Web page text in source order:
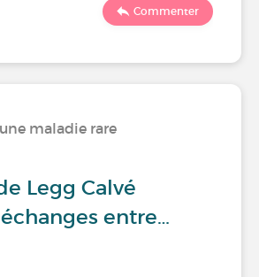
Commenter
maladie rare
Legg Calvé
entre…